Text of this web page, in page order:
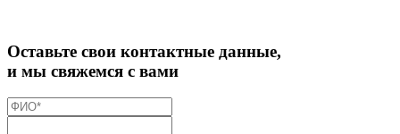
Оставьте свои контактные данные,
и мы свяжемся с вами